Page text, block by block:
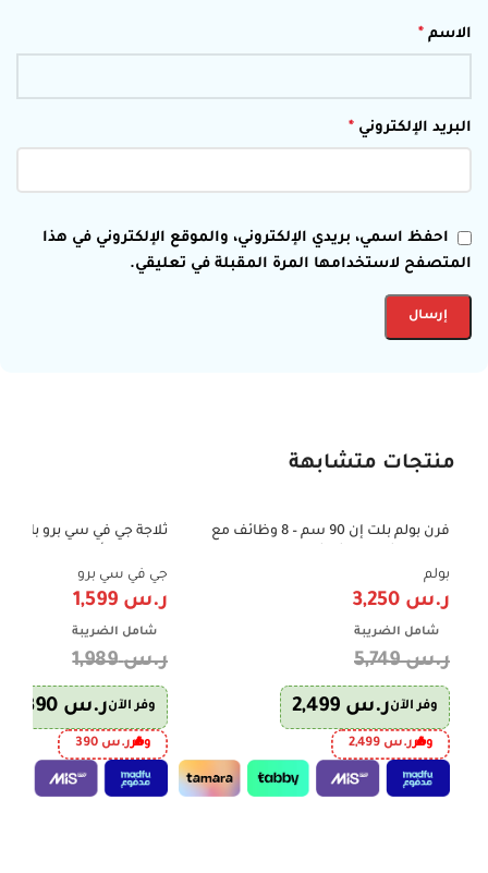
الاسم *
البريد الإلكتروني *
احفظ اسمي، بريدي الإلكتروني، والموقع الإلكتروني في هذا
المتصفح لاستخدامها المرة المقبلة في تعليقي.
منتجات متشابهة
-43%
فرن بولم بلت إن 90 سم – 8 وظائف مع
– صناعة إيطالية – موديل B91-MIRR
بولم
ر.س
شامل الضريبة
ر.س5,749
وفر الآنر.س
وفرر.س 2,499
-20%
جي في سي برو
ر.س
شامل الضريبة
ر.س1,989
وفر الآنر.س
وفرر.س 390